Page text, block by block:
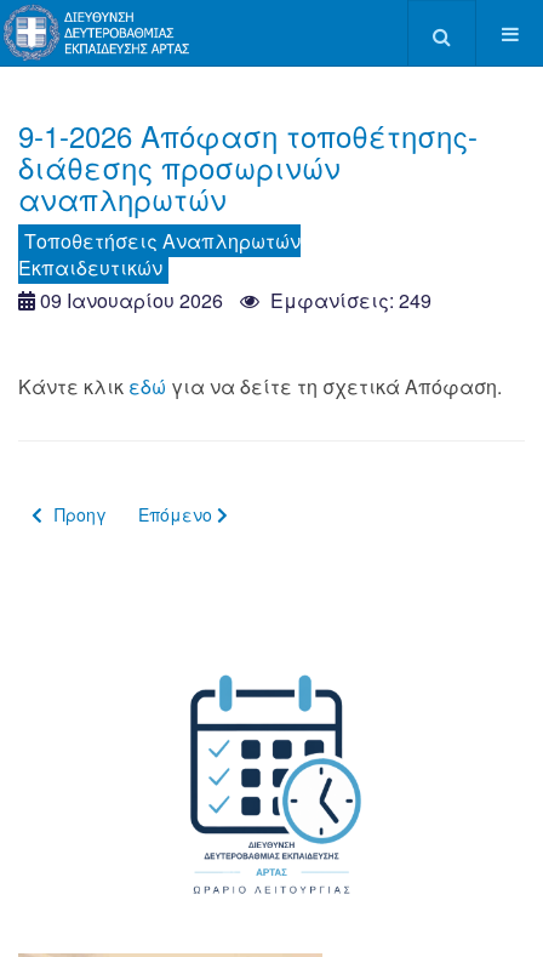
9-1-2026 Απόφαση τοποθέτησης-
διάθεσης προσωρινών
αναπληρωτών
Τοποθετήσεις Αναπληρωτών
Εκπαιδευτικών
09 Ιανουαρίου 2026
Εμφανίσεις: 249
Κάντε κλικ εδώ για να δείτε τη σχετικά Απόφαση.
Προηγούμενο άρθρο: Απόφαση τοποθέτησης-διάθεσης
Προηγ Επόμενο άρθρο: 25-11-2025 Απόφαση
Επόμενο